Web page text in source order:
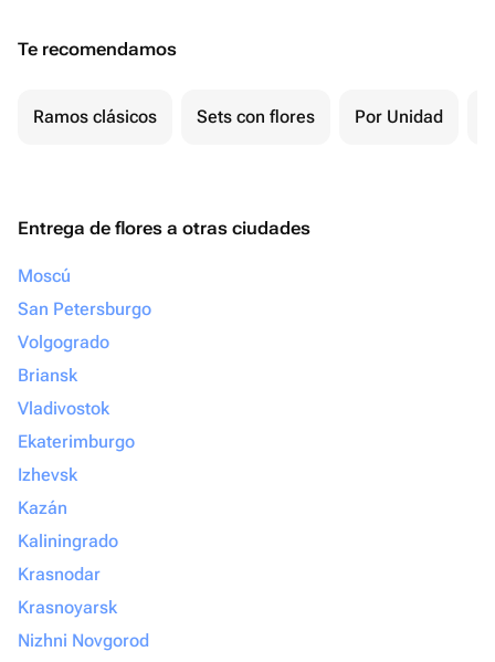
Te recomendamos
Ramos clásicos Sets con flores Por Unidad
Entrega de flores a otras ciudades
Moscú
San Petersburgo
Volgogrado
Briansk
Vladivostok
Ekaterimburgo
Izhevsk
Kazán
Kaliningrado
Krasnodar
Krasnoyarsk
Nizhni Novgorod